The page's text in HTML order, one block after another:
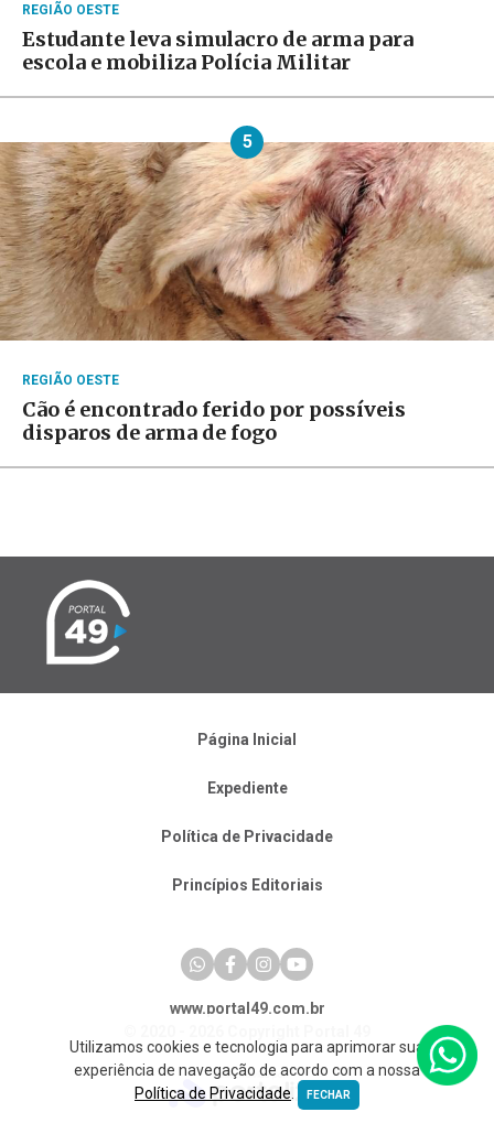
REGIÃO OESTE
Estudante leva simulacro de arma para
escola e mobiliza Polícia Militar
5
REGIÃO OESTE
Cão é encontrado ferido por possíveis
disparos de arma de fogo
Página Inicial
Expediente
Política de Privacidade
Princípios Editoriais
www.portal49.com.br
Utilizamos cookies e tecnologia para aprimorar sua
experiência de navegação de acordo com a nossa
Política de Privacidade
FECHAR